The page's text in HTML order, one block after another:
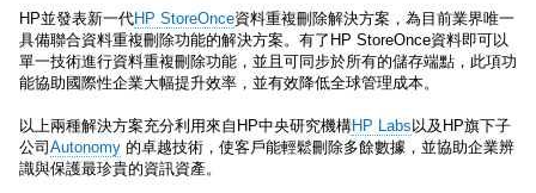
HP並發表新一代HP StoreOnce資料重複刪除解決方案，為目前業界唯一
具備聯合資料重複刪除功能的解決方案。有了 HP StoreOnce資料即可以
單一技術進行資料重複刪除功能，並且 可同步於所有的儲存端點，此項功
能協助國際性企業大幅提升效率，並有效降低全球管理成本。
以上兩種解決方案充分利用來自 HP中央研究機構HP Labs 以及 HP旗下子
公司 Autonomy 的卓越技術，使客戶能輕鬆刪除多餘數據，並協助企業辨
識與保護最珍貴的資訊資產。